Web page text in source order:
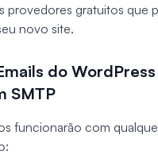
provedores gratuitos que
novo site.
do
SMTP
funcionarão com